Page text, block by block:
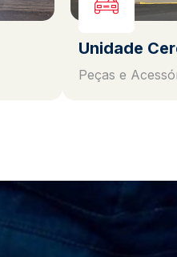
Unidade
Peças e